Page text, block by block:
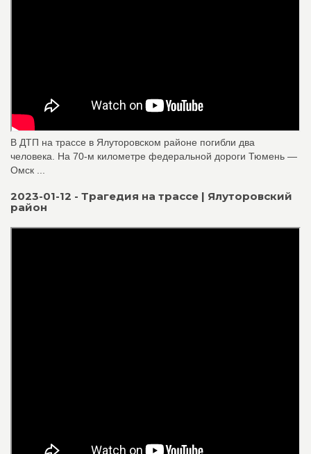
В ДТП на трассе в Ялуторовском районе погибли два
человека. На 70-м километре федеральной дороги Тюмень —
Омск ...
2023-01-12 - Трагедия на трассе | Ялуторовский
район